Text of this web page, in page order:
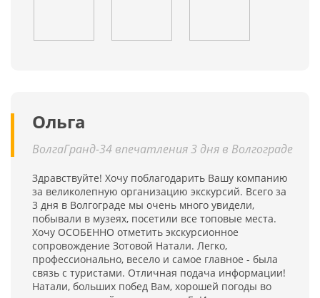
Ольга
ВолгаГранд-34 впечатления 3 дня в Волгограде
Здравствуйте! Хочу поблагодарить Вашу компанию
за великолепную организацию экскурсий. Всего за
3 дня в Волгограде мы очень много увидели,
побывали в музеях, посетили все топовые места.
Хочу ОСОБЕННО отметить экскурсионное
сопровождение Зотовой Натали. Легко,
профессионально, весело и самое главное - была
связь с туристами. Отличная подача информации!
Натали, больших побед Вам, хорошей погоды во